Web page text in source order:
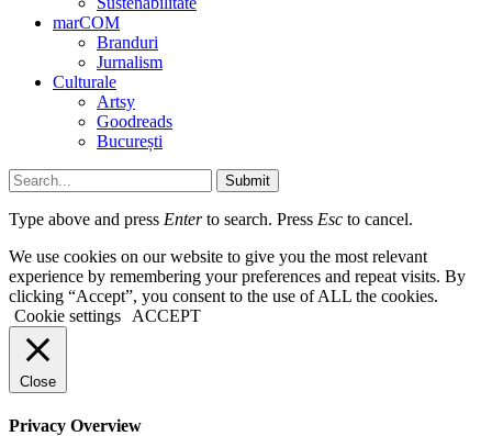
marCOM
Branduri
Jurnalism
Culturale
Artsy
Goodreads
București
Submit
Type above and press Enterto search. Press Esc to cancel.
We use cookies on our website to give you the most relevant
experience by remembering your preferences and repeat visits. By
clicking “Accept”, you consent to the use of ALL the cookies.
Cookie settings
ACCEPT
Close
Privacy Overview